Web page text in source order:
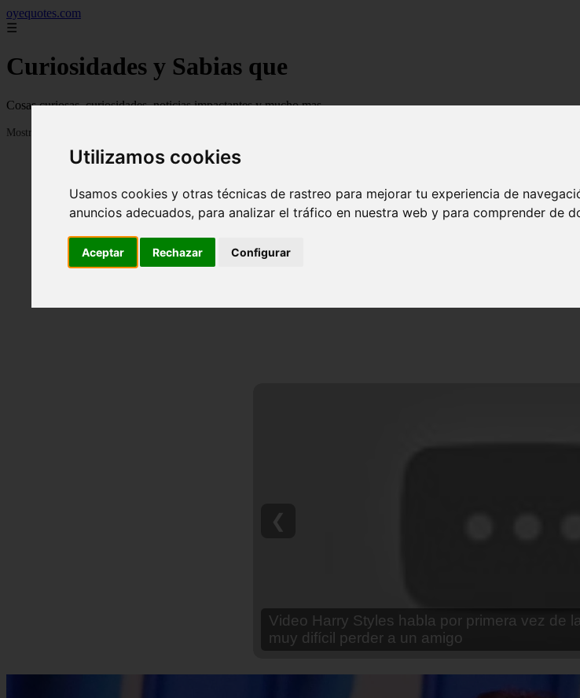
Utilizamos cookies
Usamos cookies y otras técnicas de rastreo para mejorar tu experiencia de
anuncios adecuados, para analizar el tráfico en nuestra web y para comprender de
Aceptar Rechazar Configurar
oyequotes.com
☰
Curiosidades y Sabias que
Cosas curiosas, curiosidades, noticias impactantes y mucho mas
Mostrando 1 - 24 de 2834 artículos
Video Ana Brenda Contreras y la firme
❮